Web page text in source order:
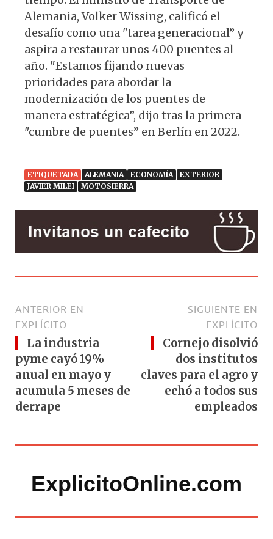
Alemania, Volker Wissing, calificó el
desafío como una "tarea generacional” y
aspira a restaurar unos 400 puentes al
año. "Estamos fijando nuevas
prioridades para abordar la
modernización de los puentes de
manera estratégica”, dijo tras la primera
"cumbre de puentes” en Berlín en 2022.
ETIQUETADA ALEMANIA ECONOMÍA
EXTERIOR
JAVIER MILEI
MOTOSIERRA
ANTERIOR EN
EXPLÍCITO
La industria
pyme cayó 19%
anual en mayo y
acumula 5 meses de
derrape
SIGUIENTE EN
EXPLÍCITO
Cornejo disolvió
dos institutos
claves para el agro y
echó a todos sus
empleados
ExplicitoOnline.com